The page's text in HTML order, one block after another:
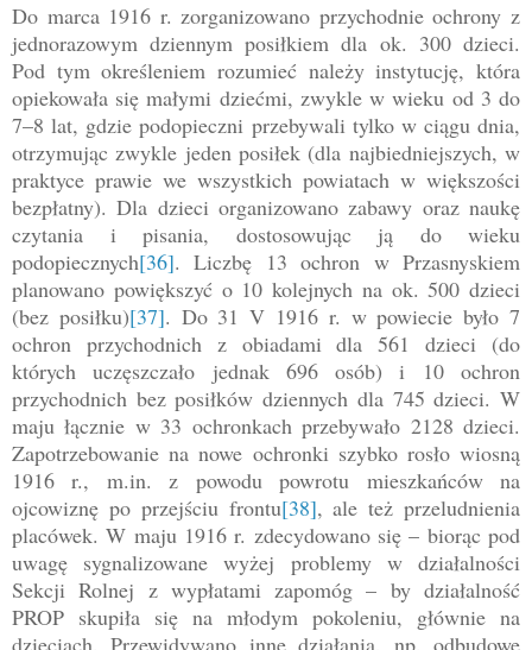
Do marca 1916 r. zorganizowano przychodnie ochrony z
jednorazowym dziennym posiłkiem dla ok. 300 dzieci.
Pod tym określeniem rozumieć należy instytucję, która
opiekowała się małymi dziećmi, zwykle w wieku od 3 do
7–8 lat, gdzie podopieczni przebywali tylko w ciągu dnia,
otrzymując zwykle jeden posiłek (dla najbiedniejszych, w
praktyce prawie we wszystkich powiatach w większości
bezpłatny). Dla dzieci organizowano zabawy oraz naukę
czytania i pisania, dostosowując ją do wieku
podopiecznych[36]. Liczbę 13 ochron w Przasnyskiem
planowano powiększyć o 10 kolejnych na ok. 500 dzieci
(bez posiłku)[37]. Do 31 V 1916 r. w powiecie było 7
ochron przychodnich z obiadami dla 561 dzieci (do
których uczęszczało jednak 696 osób) i 10 ochron
przychodnich bez posiłków dziennych dla 745 dzieci. W
maju łącznie w 33 ochronkach przebywało 2128 dzieci.
Zapotrzebowanie na nowe ochronki szybko rosło wiosną
1916 r., m.in. z powodu powrotu mieszkańców na
ojcowiznę po przejściu frontu[38], ale też przeludnienia
placówek. W maju 1916 r. zdecydowano się – biorąc pod
uwagę sygnalizowane wyżej problemy w działalności
Sekcji Rolnej z wypłatami zapomóg – by działalność
PROP skupiła się na młodym pokoleniu, głównie na